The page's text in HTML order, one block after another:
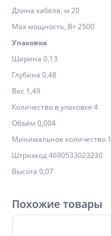
Длина кабеля, м 20
Max мощность, Вт 2500
Упаковка
Ширина 0,13
Глубина 0,48
Вес 1,49
Количество в упаковке 4
Объём 0,004
Минимальное количество 1
Штрихкод 4690533023230
Высота 0,07
Похожие товары